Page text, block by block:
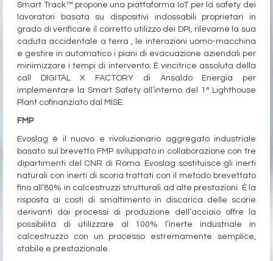
Smart Track™ propone una piattaforma IoT per la safety dei
lavoratori basata su dispositivi indossabili proprietari in
grado di verificare il corretto utilizzo dei DPI, rilevarne la sua
caduta accidentale a terra , le interazioni uomo-macchina
e gestire in automatico i piani di evacuazione aziendali per
minimizzare i tempi di intervento. È vincitrice assoluta della
call DIGITAL X FACTORY di Ansaldo Energia per
implementare la Smart Safety all’interno del 1° Lighthouse
Plant cofinanziato dal MISE.
FMP
Evoslag è il nuovo e rivoluzionario aggregato industriale
basato sul brevetto FMP sviluppato in collaborazione con tre
dipartimenti del CNR di Roma. Evoslag sostituisce gli inerti
naturali con inerti di scoria trattati con il metodo brevettato
fino all’80% in calcestruzzi strutturali ad alte prestazioni. È la
risposta ai costi di smaltimento in discarica delle scorie
derivanti dai processi di produzione dell’acciaio offre la
possibilità di utilizzare al 100% l’inerte industriale in
calcestruzzo con un processo estremamente semplice,
stabile e prestazionale.